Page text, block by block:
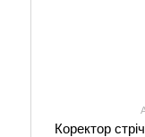
Коректор